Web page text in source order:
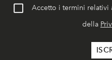
Accetto i termini relativi
della